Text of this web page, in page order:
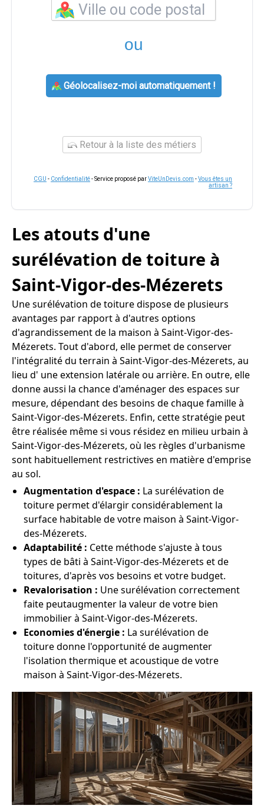
ou
Géolocalisez-moi automatiquement !
Retour à la liste des métiers
CGU - Confidentialité- Service proposé parViteUnDevis.com -Vous êtes un
artisan ?
Les atouts d'une
surélévation de toiture à
Saint-Vigor-des-Mézerets
Une surélévation de toiture dispose de plusieurs
avantages par rapport à d'autres options
d'agrandissement de la maison à Saint-Vigor-des-
Mézerets. Tout d'abord, elle permet de conserver
l'intégralité du terrain à Saint-Vigor-des-Mézerets, au
lieu d' une extension latérale ou arrière. En outre, elle
donne aussi la chance d'aménager des espaces sur
mesure, dépendant des besoins de chaque famille à
Saint-Vigor-des-Mézerets. Enfin, cette stratégie peut
être réalisée même si vous résidez en milieu urbain à
Saint-Vigor-des-Mézerets, où les règles d'urbanisme
sont habituellement restrictives en matière d'emprise
au sol.
Augmentation d'espace : La surélévation de
toiture permet d'élargir considérablement la
surface habitable de votre maison à Saint-Vigor-
des-Mézerets.
Adaptabilité : Cette méthode s'ajuste à tous
types de bâti à Saint-Vigor-des-Mézerets et de
toitures, d'après vos besoins et votre budget.
Revalorisation : Une surélévation correctement
faite peutaugmenter la valeur de votre bien
immobilier à Saint-Vigor-des-Mézerets.
Economies d'énergie : La surélévation de
toiture donne l'opportunité de augmenter
l'isolation thermique et acoustique de votre
maison à Saint-Vigor-des-Mézerets.